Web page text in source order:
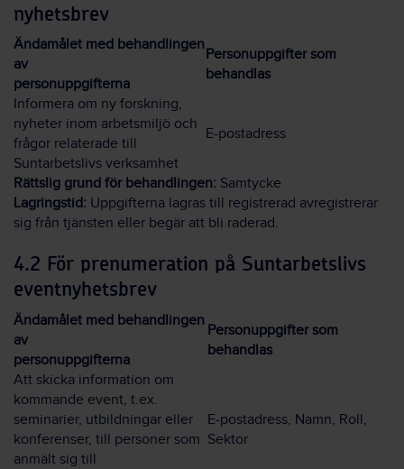
nyhetsbrev
Ändamålet med behandlingen
av
personuppgifterna
Personuppgifter som
behandlas
Informera om ny forskning,
nyheter inom arbetsmiljö och
frågor relaterade till
Suntarbetslivs verksamhet
E-postadress
Rättslig grund för behandlingen: Samtycke
Lagringstid: Uppgifterna lagras till registrerad avregistrerar
sig från tjänsten eller begär att bli raderad.
4.2 För prenumeration på Suntarbetslivs
eventnyhetsbrev
Ändamålet med behandlingen
av
personuppgifterna
Personuppgifter som
behandlas
Att skicka information om
kommande event, t.ex.
seminarier, utbildningar eller
konferenser, till personer som
anmält sig till
E-postadress, Namn, Roll,
Sektor